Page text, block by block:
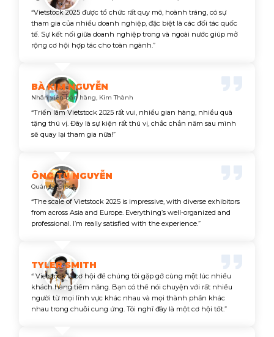
“Vietstock 2025 được tổ chức rất quy mô, hoành tráng, có sự
tham gia của nhiều doanh nghiệp, đặc biệt là các đối tác quốc
tế. Sự kết nối giữa doanh nghiệp trong và ngoài nước giúp mở
rộng cơ hội hợp tác cho toàn ngành.”
BÀ KIM NGUYỄN
Nhân viên bán hàng, Kim Thành
“Triển lãm Vietstock 2025 rất vui, nhiều gian hàng, nhiều quà
tặng thú vị. Đây là sự kiện rất thú vị, chắc chắn năm sau mình
sẽ quay lại tham gia nữa!”
ÔNG TÚ NGUYỄN
Quản lý, Cross
“The scale of Vietstock 2025 is impressive, with diverse exhibitors
from across Asia and Europe. Everything’s well-organized and
professional. I’m really satisfied with the experience.”
TYLER SMITH
“ Vietstock là cơ hội để chúng tôi gặp gỡ cùng một lúc nhiều
khách hàng tiềm năng. Bạn có thể nói chuyện với rất nhiều
người từ mọi lĩnh vực khác nhau và mọi thành phần khác
nhau trong chuỗi cung ứng. Tôi nghĩ đây là một cơ hội tốt.”